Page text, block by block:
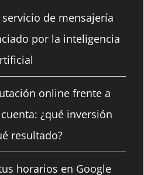
de mensajería
por la inteligencia
online frente a
¿qué inversión
resultado?
horarios en Google